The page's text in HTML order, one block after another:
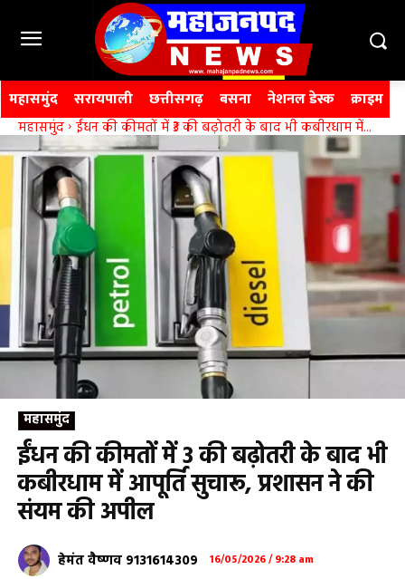
महासमुंद सरायपाली छत्तीसगढ़ बसना नेशनल डेस्क क्राइम
महासमुंद ईंधन की कीमतों में ₹3 की बढ़ोतरी के बाद भी कबीरधाम में...
महासमुंद
ईंधन की कीमतों में ₹3 की बढ़ोतरी के बाद भी
कबीरधाम में आपूर्ति सुचारू, प्रशासन ने की
संयम की अपील
हेमंत वैष्णव 9131614309 16/05/2026 / 9:28 am